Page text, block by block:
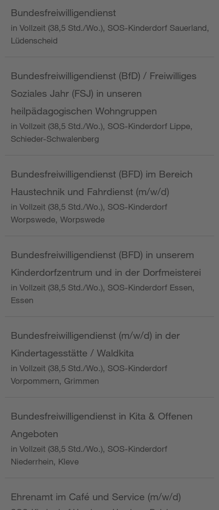
Bundesfreiwilligendienst
in Vollzeit (38,5 Std./Wo.), SOS-Kinderdorf Sauerland,
Lüdenscheid
Bundesfreiwilligendienst (BfD) / Freiwilliges
Soziales Jahr (FSJ) in unseren
heilpädagogischen Wohngruppen
in Vollzeit (38,5 Std./Wo.), SOS-Kinderdorf Lippe,
Schieder-Schwalenberg
Bundesfreiwilligendienst (BFD) im Bereich
Haustechnik und Fahrdienst (m/w/d)
in Vollzeit (38,5 Std./Wo.), SOS-Kinderdorf
Worpswede, Worpswede
Bundesfreiwilligendienst (BFD) in unserem
Kinderdorfzentrum und in der Dorfmeisterei
in Vollzeit (38,5 Std./Wo.), SOS-Kinderdorf Essen,
Essen
Bundesfreiwilligendienst (m/w/d) in der
Kindertagesstätte / Waldkita
in Vollzeit (38,5 Std./Wo.), SOS-Kinderdorf
Vorpommern, Grimmen
Bundesfreiwilligendienst in Kita & Offenen
Angeboten
in Vollzeit (38,5 Std./Wo.), SOS-Kinderdorf
Niederrhein, Kleve
Ehrenamt im Café und Service (m/w/d)